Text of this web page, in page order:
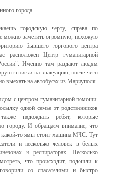
города
городскую черту, справа по
можно заметить огромную, похожую
бывшего торгового центра
расположен Центр гуманитарной
Именно там раздают людям
списки на эвакуацию, после чего
выехать на автобусах из Мариуполя.
с центром гуманитарной помощи.
одной семье от родственников
подождать ребят, которые
городу. И обращаем внимание, что
какой-то ямы стоит машина МЧС. Тут
и несколько человек в белых
и респираторах. Несколько
что происходит, подошли к
со спасателями и быстро